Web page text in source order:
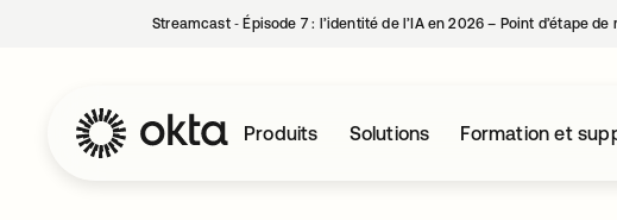
Streamcast ‑ Épisode 7 : l’identité de l’IA en 2026 – Point d’étape de
Produits Solutions Formation et